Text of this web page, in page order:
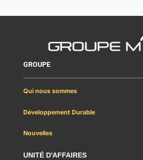
GROUPE
Qui nous sommes
Développement Durable
Nouvelles
UNITÉ D'AFFAIRES